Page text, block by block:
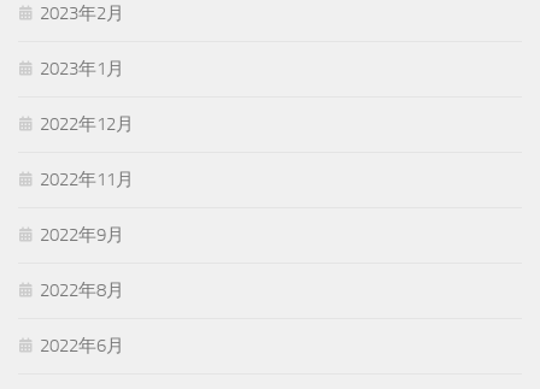
2023年2月
2023年1月
2022年12月
2022年11月
2022年9月
2022年8月
2022年6月